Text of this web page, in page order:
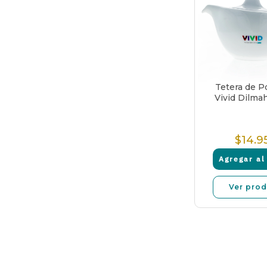
Tetera de
Vivid
Agregar
Ver